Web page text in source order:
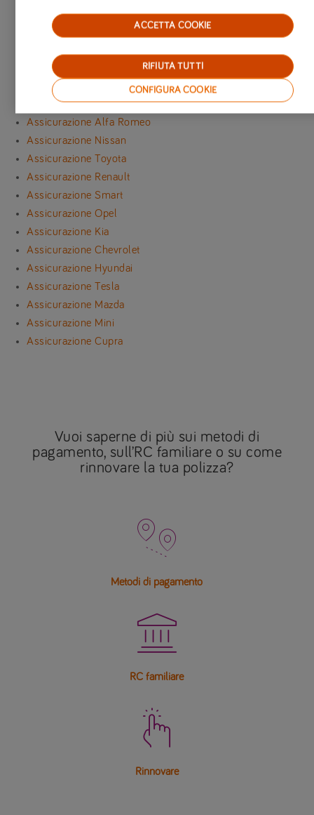
Assicurazione Lancia
Assicurazione Mercedes-Benz
Assicurazione Dacia
Assicurazione Volkswagen
Assicurazione Peugeot
Assicurazione Alfa Romeo
Assicurazione Nissan
Assicurazione Toyota
Assicurazione Renault
Assicurazione Smart
Assicurazione Opel
Assicurazione Kia
Assicurazione Chevrolet
Assicurazione Hyundai
Assicurazione Tesla
Assicurazione Mazda
Assicurazione Mini
Assicurazione Cupra
Vuoi saperne di più sui metodi di
pagamento, sull’RC familiare o su come
rinnovare la tua polizza?

Metodi di pagamento

RC familiare

Rinnovare
CONFIGURA COOKIE
RIFIUTA TUTTI
ACCETTA COOKIE